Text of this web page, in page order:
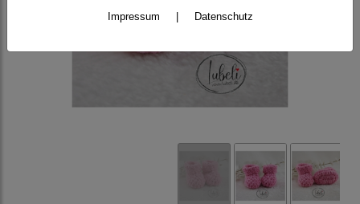
Impressum Datenschutz